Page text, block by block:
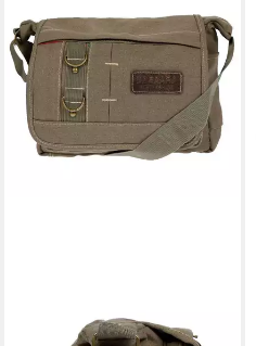
CHRISTIAN WIPPERMANN